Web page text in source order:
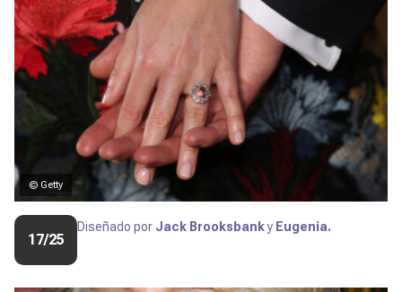
© Getty
17/25
Diseñado por Jack Brooksbanky Eugenia.